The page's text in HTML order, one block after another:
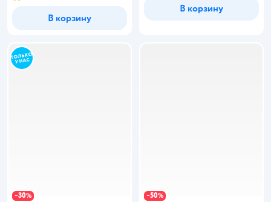
В корзину
В корзину
−30% −50%